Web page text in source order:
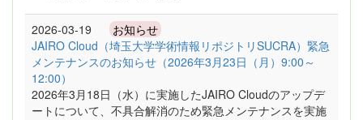
2026-03-19 お知らせ
JAIRO Cloud（埼玉大学学術情報リポジトリSUCRA）緊急
メンテナンスのお知らせ（2026年3月23日（月）9:00～
12:00）
2026年3月18日（水）に実施したJAIRO Cloudのアップデ
ートについて、不具合解消のため緊急メンテナンスを実施